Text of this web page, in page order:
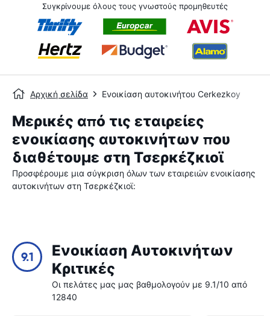
Συγκρίνουμε όλους τους γνωστούς προμηθευτές
Αρχική σελίδα Ενοικίαση αυτοκινήτου Cerkezkoy
Μερικές από τις εταιρείες
ενοικίασης αυτοκινήτων που
διαθέτουμε στη Τσερκέζκιοϊ
Προσφέρουμε μια σύγκριση όλων των εταιρειών ενοικίασης
αυτοκινήτων στη Τσερκέζκιοϊ:
9.1
Ενοικίαση Αυτοκινήτων
Κριτικές
Οι πελάτες μας μας βαθμολογούν με 9.1/10 από
12840